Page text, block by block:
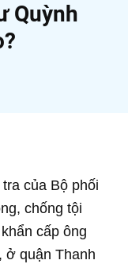
Quỳnh
của Bộ phối
chống tội
cấp ông
ở quận Thanh